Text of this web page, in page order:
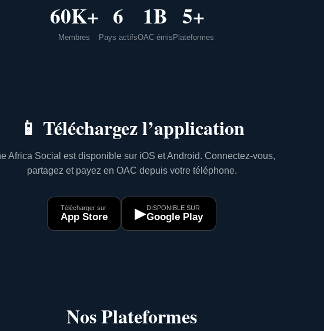
60K+
Membres
6
Pays actifs
1B
OAC émis
5+
Plateformes
📱 Téléchargez l’application
Africa Social est disponible sur iOS et Android. Connectez-vous,
partagez et payez en OAC depuis votre téléphone.
Télécharger sur
App Store ▶DISPONIBLE SUR
Google Play
Nos Plateformes